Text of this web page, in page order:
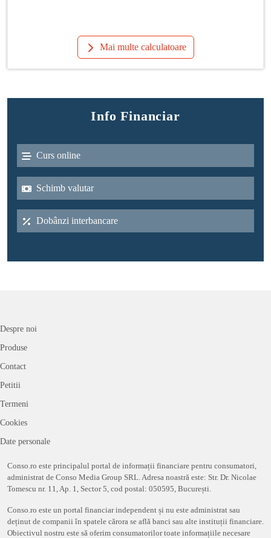
Mai multe calculatoare
Info Financiar
Curs online
Schimb valutar
Dobânzi interbancare
Despre noi
Produse
Contact
Petitii
Termeni
Cookies
Date personale
Conso.ro este principalul portal de informații financiare pentru consumatori,
administrat de Conso Media Group SRL. Adresa noastră este: Str. Dr. Nicolae
Tomescu nr. 11, Ap. 1, Sector 5, cod postal: 050595, București.
Conso.ro este un portal financiar independent și nu este administrat sau
deținut de companii în spatele cărora se află banci sau alte instituții financiare.
Obiectivul nostru este să oferim consumatorilor toate informațiile necesare